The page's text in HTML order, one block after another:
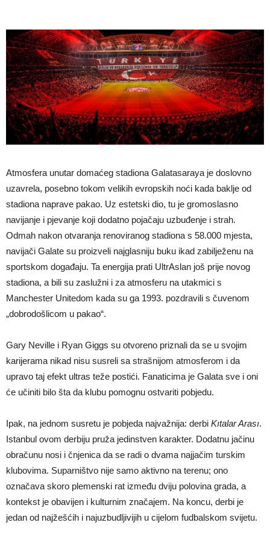
Atmosfera unutar domaćeg stadiona Galatasaraya je doslovno
uzavrela, posebno tokom velikih evropskih noći kada baklje od
stadiona naprave pakao. Uz estetski dio, tu je gromoslasno
navijanje i pjevanje koji dodatno pojačaju uzbuđenje i strah.
Odmah nakon otvaranja renoviranog stadiona s 58.000 mjesta,
navijači Galate su proizveli najglasniju buku ikad zabilježenu na
sportskom događaju. Ta energija prati UltrAslan još prije novog
stadiona, a bili su zaslužni i za atmosferu na utakmici s
Manchester Unitedom kada su ga 1993. pozdravili s čuvenom
„dobrodošlicom u pakao“.
Gary Neville i Ryan Giggs su otvoreno priznali da se u svojim
karijerama nikad nisu susreli sa strašnijom atmosferom i da
upravo taj efekt ultras teže postići. Fanaticima je Galata sve i oni
će učiniti bilo šta da klubu pomognu ostvariti pobjedu.
Ipak, na jednom susretu je pobjeda najvažnija: derbi Kıtalar Arası.
Istanbul ovom derbiju pruža jedinstven karakter. Dodatnu jačinu
obračunu nosi i čnjenica da se radi o dvama najjačim turskim
klubovima. Suparništvo nije samo aktivno na terenu; ono
označava skoro plemenski rat između dviju polovina grada, a
kontekst je obavijen i kulturnim značajem. Na koncu, derbi je
jedan od najžešćih i najuzbudljivijih u cijelom fudbalskom svijetu.